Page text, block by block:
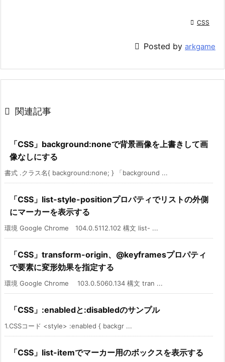
 CSS
 Posted by arkgame
 関連記事
「CSS」background:noneで背景画像を上書きして画
像なしにする
書式 .クラス名{ background:none; } 「background ...
「CSS」list-style-positionプロパティでリストの外側
にマーカーを表示する
環境 Google Chrome 104.0.5112.102 構文 list- ...
「CSS」transform-origin、@keyframesプロパティ
で要素に変形効果を指定する
環境 Google Chrome 103.0.5060.134 構文 tran ...
「CSS」:enabledと:disabledのサンプル
1.CSSコード <style> :enabled { backgr ...
「CSS」list-itemでマーカー用のボックスを表示する